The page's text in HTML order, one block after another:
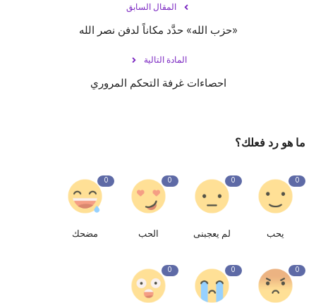
المقال السابق
«حزب الله» حدَّد مكاناً لدفن نصر الله
المادة التالية
احصاءات غرفة التحكم المروري
ما هو رد فعلك؟
0
يحب
0
لم يعجبنى
0
الحب
0
مضحك
0
0
0